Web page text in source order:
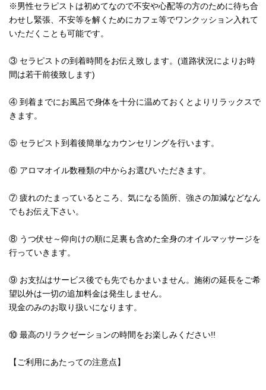
※男性セラピストは初めてなので不安や心配等の方のために待ち合
わせし緊張、不安等を解くためにカフェ等でワンクッション入れて
いただくことも可能です。
③ セラピストの到着時間をお伝え致します。(道路状況によりお時
間は若干前後致します)
④ 到着までにお風呂で身体を十分に温めておくとよりリラックスで
きます。
⑤ セラピスト到着後簡単なカウンセリングを行います。
⑥ アロマオイル数種類の中からお選びいただきます。
⑦ 疲れのたまっているところ、気になる箇所、強さの加減などなん
でもお伝え下さい。
⑧ うつ伏せ～仰向けの順に足裏も含めた全身のオイルマッサージを
行っていきます。
⑨ お支払はサービス後でも先でもかまいません。施術の延長をご希
望以外は一切の追加料金は発生しません。
現金のみのお取り扱いになります。
⑩ 最高のリラクゼーションの時間をお楽しみください!!
【ご利用にあたっての注意点】